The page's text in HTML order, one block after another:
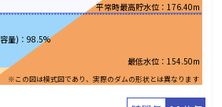
※この図は模式図であり、実際のダムの形状とは異なります
平常時最高貯水位：176.40m
最低水位：154.50m
量)：98.5%